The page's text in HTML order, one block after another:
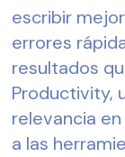
escribir
errores
resultados
Productivity,
relevancia
a las